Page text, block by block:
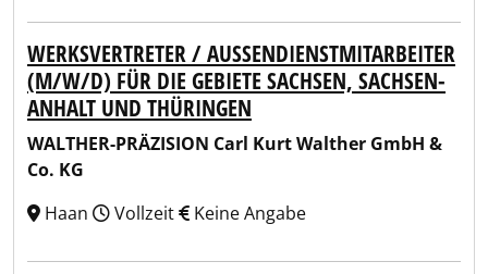
WERKSVERTRETER / AUSSENDIENSTMITARBEITER (
M/W/D) FÜR DIE GEBIETE SACHSEN, SACHSEN-A
NHALT UND THÜRINGEN
WALTHER-PRÄZISION Carl Kurt Walther GmbH &
Co. KG
Haan
Vollzeit Keine Angabe